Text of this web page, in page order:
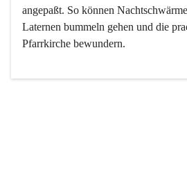
angepaßt. So können
Laternen bummeln gehen und die
Pfarrkirche bewundern.
Der Weinbau dominert heute nicht